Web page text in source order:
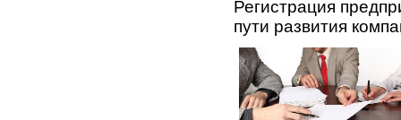
Регистрация
пути развития